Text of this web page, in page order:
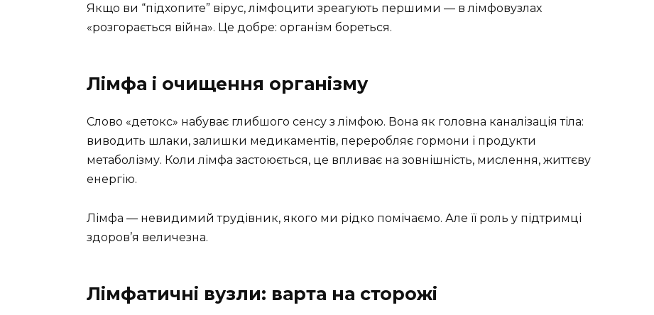
Якщо ви “підхопите” вірус, лімфоцити зреагують першими — в лімфовузлах
«розгорається війна». Це добре: організм бореться.
Лімфа і очищення організму
Слово «детокс» набуває глибшого сенсу з лімфою. Вона як головна каналізація тіла:
виводить шлаки, залишки медикаментів, переробляє гормони і продукти
метаболізму. Коли лімфа застоюється, це впливає на зовнішність, мислення, життєву
енергію.
Лімфа — невидимий трудівник, якого ми рідко помічаємо. Але її роль у підтримці
здоров’я величезна.
Лімфатичні вузли: варта на сторожі